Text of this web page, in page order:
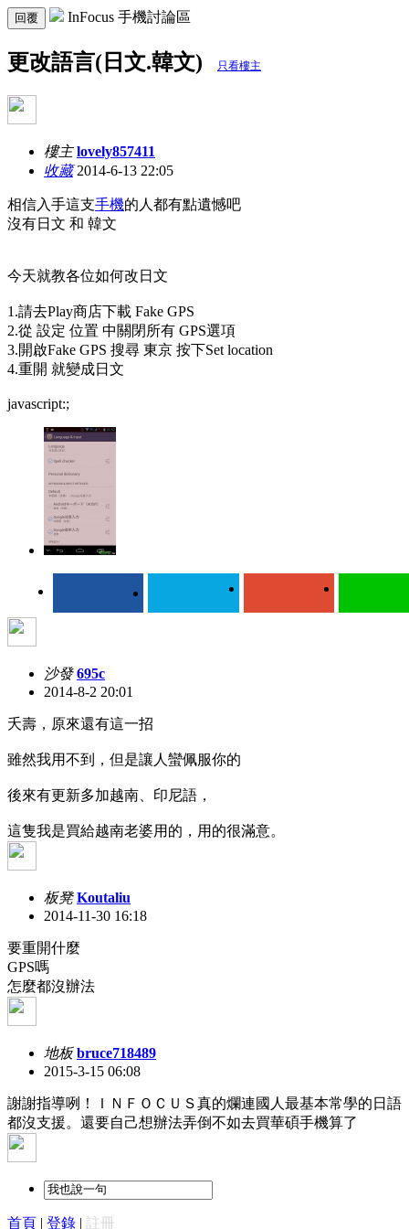
回覆 InFocus 手機討論區
更改語言(日文.韓文) 只看樓主
樓主 lovely857411
收藏2014-6-13 22:05
相信入手這支手機的人都有點遺憾吧
沒有日文 和 韓文
今天就教各位如何改日文
1.請去Play商店下載 Fake GPS
2.從 設定 位置 中關閉所有 GPS選項
3.開啟Fake GPS 搜尋 東京 按下Set location
4.重開 就變成日文
javascript:;
沙發 695c
2014-8-2 20:01
夭壽，原來還有這一招
雖然我用不到，但是讓人蠻佩服你的
後來有更新多加越南、印尼語，
這隻我是買給越南老婆用的，用的很滿意。
板凳 Koutaliu
2014-11-30 16:18
要重開什麼
GPS嗎
怎麼都沒辦法
地板 bruce718489
2015-3-15 06:08
謝謝指導咧！ＩＮＦＯＣＵＳ真的爛連國人最基本常學的日語
都沒支援。還要自己想辦法弄倒不如去買華碩手機算了
首頁 | 登錄 | 註冊